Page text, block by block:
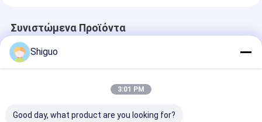
Συνιστώμενα Προϊόντα
Shiguo
3:01 PM
Good day, what product are you looking for?